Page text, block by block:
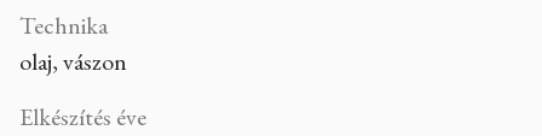
Technika
olaj, vászon
Elkészítés éve